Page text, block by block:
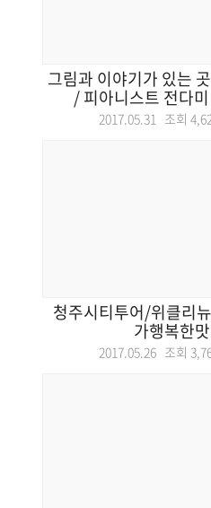
그림과 이야기가 있는
/ 피아니스트 전다
2017.05.31 조회
청주시티투어/위클리
가행복한
2017.05.26 조회